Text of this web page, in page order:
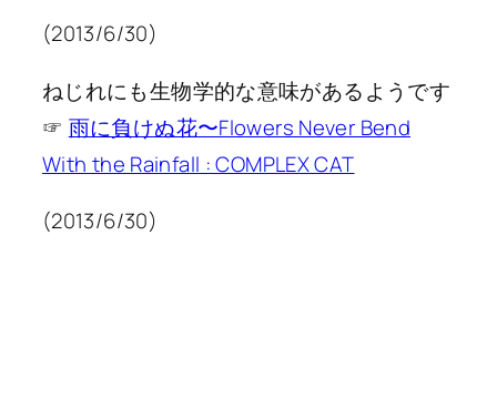
(2013/6/30)
ねじれにも生物学的な意味があるようです
☞ 雨に負けぬ花〜Flowers Never Bend
With the Rainfall : COMPLEX CAT
(2013/6/30)